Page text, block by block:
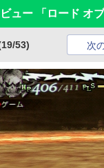
ュー 「ロード オブ
53) 次